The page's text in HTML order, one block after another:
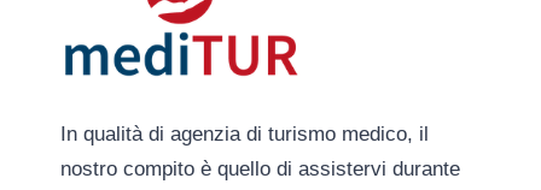
In qualità di agenzia di turismo medico, il
nostro compito è quello di assistervi durante